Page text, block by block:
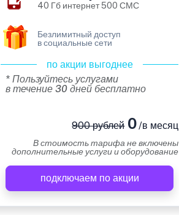
40 Гб интернет 500 СМС
Безлимитный доступ
в социальные сети
по акции выгоднее
* Пользуйтесь услугами
в течение 30 дней бесплатно
900 рублей0/в месяц
В стоимость тарифа не включены
дополнительные услуги и оборудование
подключаем по акции